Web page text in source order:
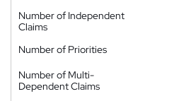
Number of Independent
Claims
Number of Priorities
Number of Multi-
Dependent Claims